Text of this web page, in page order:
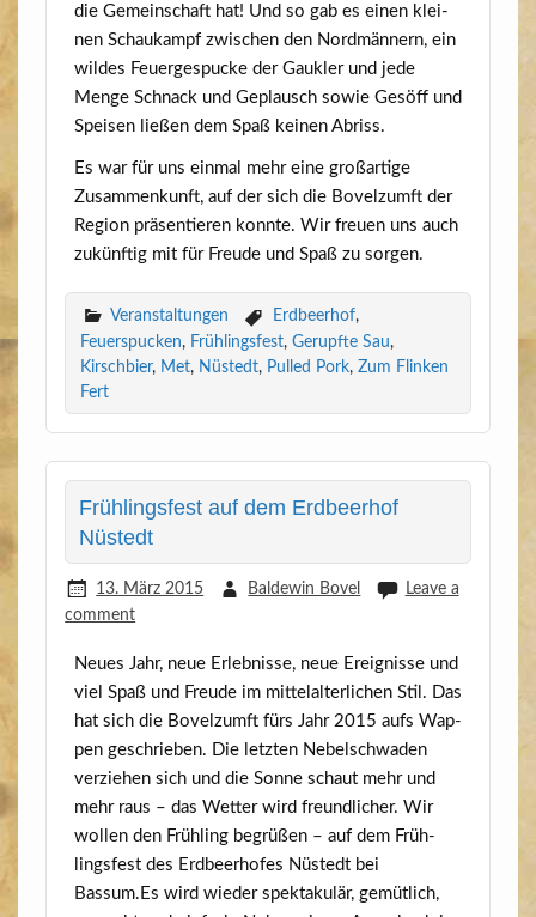
die Gemein­schaft hat! Und so gab es einen klei­
nen Schau­kampf zwi­schen den Nord­män­nern, ein
wil­des Feu­er­ge­spu­cke der Gauk­ler und jede
Men­ge Schnack und Geplausch sowie Gesöff und
Spei­sen lie­ßen dem Spaß kei­nen Abriss.
Es war für uns ein­mal mehr eine groß­ar­ti­ge
Zusam­men­kunft, auf der sich die Bovelzumft der
Regi­on prä­sen­tie­ren konn­te. Wir freu­en uns auch
zukünf­tig mit für Freu­de und Spaß zu sorgen.
Veranstaltungen Erdbeerhof,
Feuerspucken, Frühlingsfest, Gerupfte Sau,
Kirschbier, Met, Nüstedt, Pulled Pork, Zum Flinken
Fert
Frühlingsfest auf dem Erdbeerhof
Nüstedt
13. März 2015 Baldewin Bovel
Leave a
comment
Neu­es Jahr, neue Erleb­nis­se, neue Ereig­nis­se und
viel Spaß und Freu­de im mit­tel­al­ter­li­chen Stil. Das
hat sich die Bovelzumft fürs Jahr 2015 aufs Wap­
pen geschrie­ben. Die letz­ten Nebel­schwa­den
ver­zie­hen sich und die Son­ne schaut mehr und
mehr raus – das Wet­ter wird freund­li­cher. Wir
wol­len den Früh­ling begrü­ßen – auf dem Früh­
lings­fest des Erd­beer­ho­fes Nüstedt bei
Bassum.Es wird wie­der spek­ta­ku­lär, gemüt­lich,